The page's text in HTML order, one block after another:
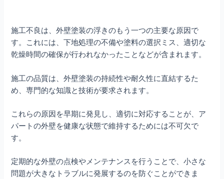
施工不良は、外壁塗装の浮きのもう一つの主要な原因で
す。これには、下地処理の不備や塗料の選択ミス、適切な
乾燥時間の確保が行われなかったことなどが含まれます。
施工の品質は、外壁塗装の持続性や耐久性に直結するた
め、専門的な知識と技術が要求されます。
これらの原因を早期に発見し、適切に対応することが、ア
パートの外壁を健康な状態で維持するためには不可欠で
す。
定期的な外壁の点検やメンテナンスを行うことで、小さな
問題が大きなトラブルに発展するのを防ぐことができま